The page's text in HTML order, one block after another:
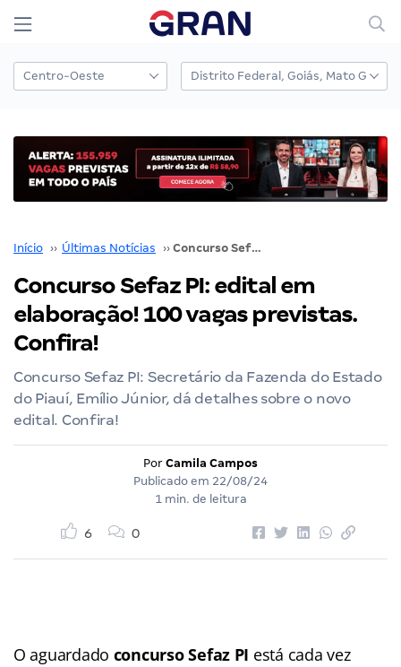
Início ›› Últimas Notícias ›› Concurso Sefaz PI: edital em elaboração! 100 vagas previstas. Confira!
Concurso Sefaz PI: edital em
elaboração! 100 vagas previstas.
Confira!
Concurso Sefaz PI: Secretário da Fazenda do Estado
do Piauí, Emílio Júnior, dá detalhes sobre o novo
edital. Confira!
Por Camila Campos
Publicado em 22/08/24
1 min. de leitura
6 0
O aguardado concurso Sefaz PI está cada vez